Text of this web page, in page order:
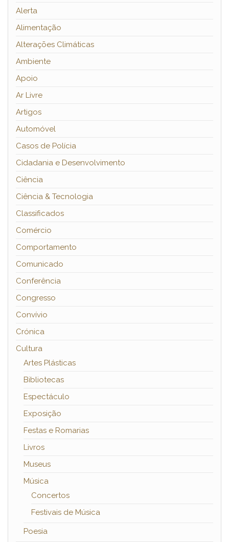
Alerta
Alimentação
Alterações Climáticas
Ambiente
Apoio
Ar Livre
Artigos
Automóvel
Casos de Polícia
Cidadania e Desenvolvimento
Ciência
Ciência & Tecnologia
Classificados
Comércio
Comportamento
Comunicado
Conferência
Congresso
Convívio
Crónica
Cultura
Artes Plásticas
Bibliotecas
Espectáculo
Exposição
Festas e Romarias
Livros
Museus
Música
Concertos
Festivais de Música
Poesia